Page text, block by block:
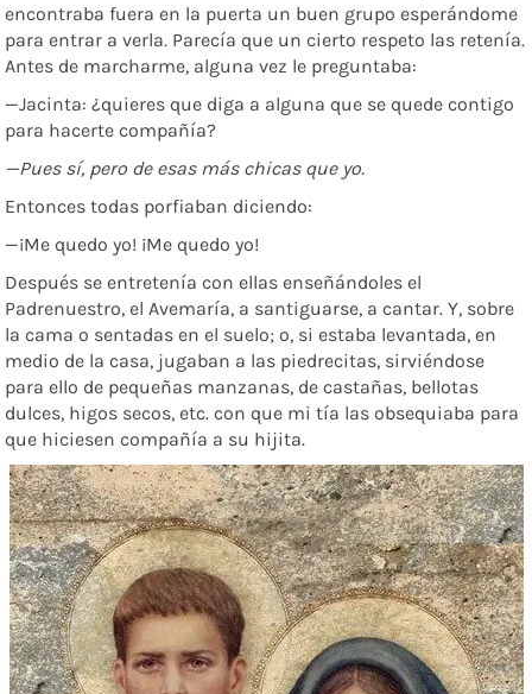
encontraba fuera en la puerta un buen grupo esperándome
para entrar a verla. Parecía que un cierto respeto las retenía.
Antes de marcharme, alguna vez le preguntaba:
—Jacinta: ¿quieres que diga a alguna que se quede contigo
para hacerte compañía?
—Pues sí, pero de esas más chicas que yo.
Entonces todas porfiaban diciendo:
—¡Me quedo yo! ¡Me quedo yo!
Después se entretenía con ellas enseñándoles el
Padrenuestro, el Avemaría, a santiguarse, a cantar. Y, sobre
la cama o sentadas en el suelo; o, si estaba levantada, en
medio de la casa, jugaban a las piedrecitas, sirviéndose
para ello de pequeñas manzanas, de castañas, bellotas
dulces, higos secos, etc. con que mi tía las obsequiaba para
que hiciesen compañía a su hijita.